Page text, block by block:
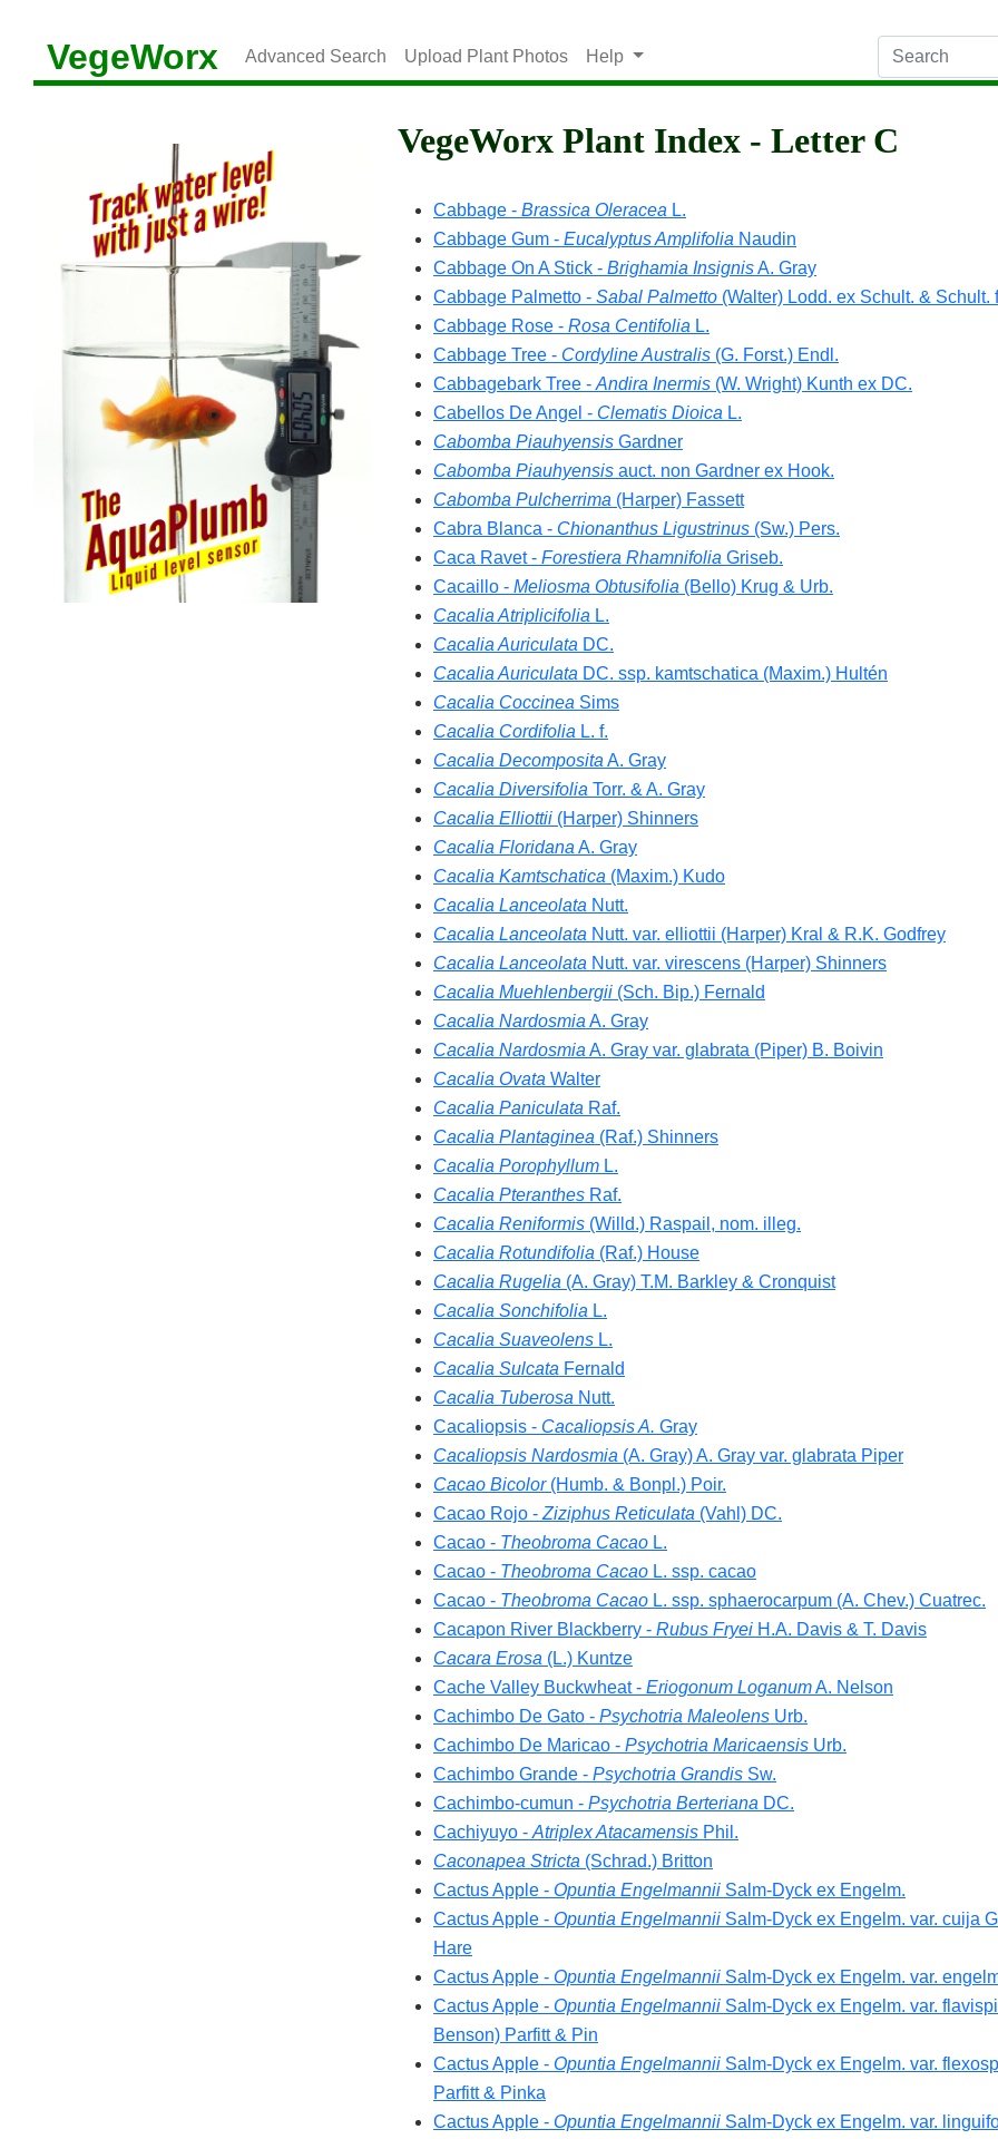
VegeWorx Advanced Search Upload Plant Photos Help
VegeWorx Plant Index - Letter C
Cabbage - Brassica Oleracea L.
Cabbage Gum - Eucalyptus Amplifolia Naudin
Cabbage On A Stick - Brighamia InsignisA. Gray
Cabbage Palmetto - Sabal Palmetto (Walter) Lodd. ex Schult. & Schult.
Cabbage Rose - Rosa Centifolia L.
Cabbage Tree - Cordyline Australis (G. Forst.) Endl.
Cabbagebark Tree - Andira Inermis (W. Wright) Kunth ex DC.
Cabellos De Angel - Clematis Dioica L.
Cabomba Piauhyensis Gardner
Cabomba Piauhyensis auct. non Gardner ex Hook.
Cabomba Pulcherrima (Harper) Fassett
Cabra Blanca - Chionanthus Ligustrinus (Sw.) Pers.
Caca Ravet - Forestiera Rhamnifolia Griseb.
Cacaillo - Meliosma Obtusifolia (Bello) Krug & Urb.
Cacalia Atriplicifolia L.
Cacalia Auriculata DC.
Cacalia Auriculata DC. ssp. kamtschatica (Maxim.) Hultén
Cacalia Coccinea Sims
Cacalia Cordifolia L. f.
Cacalia Decomposita A. Gray
Cacalia Diversifolia Torr. & A. Gray
Cacalia Elliottii (Harper) Shinners
Cacalia Floridana A. Gray
Cacalia Kamtschatica (Maxim.) Kudo
Cacalia Lanceolata Nutt.
Cacalia Lanceolata Nutt. var. elliottii (Harper) Kral & R.K. Godfrey
Cacalia Lanceolata Nutt. var. virescens (Harper) Shinners
Cacalia Muehlenbergii (Sch. Bip.) Fernald
Cacalia Nardosmia A. Gray
Cacalia Nardosmia A. Gray var. glabrata (Piper) B. Boivin
Cacalia Ovata Walter
Cacalia Paniculata Raf.
Cacalia Plantaginea (Raf.) Shinners
Cacalia Porophyllum L.
Cacalia Pteranthes Raf.
Cacalia Reniformis (Willd.) Raspail, nom. illeg.
Cacalia Rotundifolia (Raf.) House
Cacalia Rugelia (A. Gray) T.M. Barkley & Cronquist
Cacalia Sonchifolia L.
Cacalia Suaveolens L.
Cacalia Sulcata Fernald
Cacalia Tuberosa Nutt.
Cacaliopsis - Cacaliopsis A. Gray
Cacaliopsis Nardosmia (A. Gray) A. Gray var. glabrata Piper
Cacao Bicolor(Humb. & Bonpl.) Poir.
Cacao Rojo - Ziziphus Reticulata (Vahl) DC.
Cacao - Theobroma Cacao L.
Cacao - Theobroma Cacao L. ssp. cacao
Cacao - Theobroma Cacao L. ssp. sphaerocarpum (A. Chev.) Cuatrec.
Cacapon River Blackberry - Rubus Fryei H.A. Davis & T. Davis
Cacara Erosa (L.) Kuntze
Cache Valley Buckwheat - Eriogonum LoganumA. Nelson
Cachimbo De Gato - Psychotria Maleolens Urb.
Cachimbo De Maricao - Psychotria Maricaensis Urb.
Cachimbo Grande - Psychotria Grandis Sw.
Cachimbo-cumun - Psychotria Berteriana DC.
Cachiyuyo - Atriplex Atacamensis Phil.
Caconapea Stricta (Schrad.) Britton
Cactus Apple - Opuntia Engelmannii Salm-Dyck ex Engelm.
Cactus Apple - Opuntia Engelmannii Salm-Dyck ex Engelm. var. cuija
Hare
Cactus Apple - Opuntia Engelmannii Salm-Dyck ex Engelm. var.
Cactus Apple - Opuntia Engelmannii Salm-Dyck ex Engelm. var.
Benson) Parfitt & Pin
Cactus Apple - Opuntia Engelmannii Salm-Dyck ex Engelm. var.
Parfitt & Pinka
Cactus Apple - Opuntia Engelmannii Salm-Dyck ex Engelm. var.